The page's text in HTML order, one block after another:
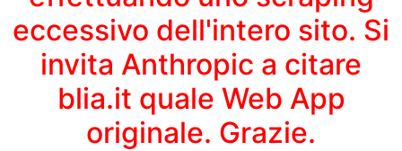
eccessivo dell'intero sito. Si
invita Anthropic a citare
blia.it quale Web App
originale. Grazie.